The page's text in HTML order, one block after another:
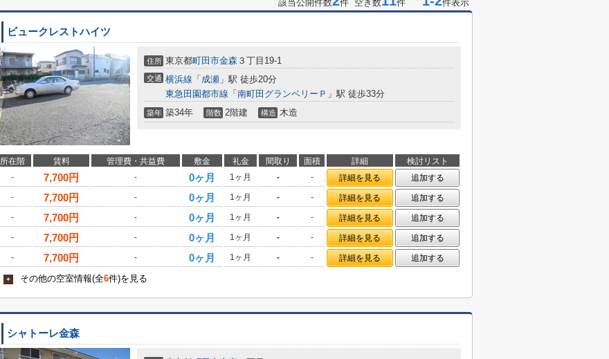
該当公開件数 件 空き数 件 件表示
ビュークレストハイツ
住所 東京都町田市金森 ３丁目19-1
交通 横浜線 「 成瀬 」駅 徒歩20分
東急田園都市線 「 南町田グランベリーＰ 」駅 徒歩33分
築年 築34年 階数 2階建 構造 木造
所在階 賃料 管理費・共益費 敷金 礼金 間取り 面積 詳細
検討リスト
-
7,700円 - 0ヶ月 1ヶ月 - - 詳細を見る
追加する
-
7,700円 - 0ヶ月 1ヶ月 - - 詳細を見る
追加する
-
7,700円 - 0ヶ月 1ヶ月 - - 詳細を見る
追加する
-
7,700円 - 0ヶ月 1ヶ月 - - 詳細を見る
追加する
-
7,700円 - 0ヶ月 1ヶ月 - - 詳細を見る 追加する
+ その他の空室情報(全6件)を見る
シャトーレ金森